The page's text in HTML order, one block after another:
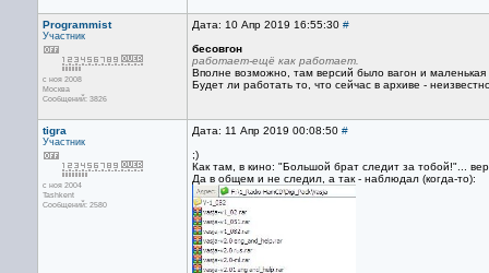
Programmist
Участник
с ноя 2008
Москва
Сообщений: 3826
Дата: 10 Апр 2019 16:55:30 #
бесовгон
работает-ещё как работает.
Вполне возможно, там версий было вагон и маленькая
Будет ли работать то, что сейчас в архиве -
tigra
Участник
с ноя 2004
Tashkent
Сообщений: 2580
Дата: 11 Апр 2019 00:08:50 #
;)
Как там, в кино: "Большой брат следит за тобой!"...
Да в общем и не следил, а так - наблюдал (когда-то):